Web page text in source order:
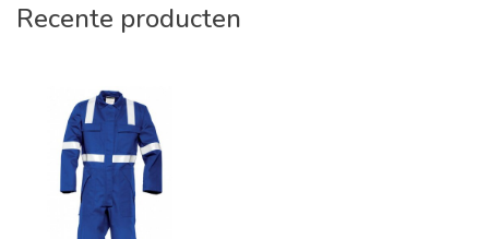
Recente producten